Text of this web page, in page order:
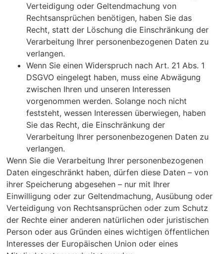
Verteidigung oder Geltendmachung von
Rechtsansprüchen benötigen, haben Sie das
Recht, statt der Löschung die Einschränkung der
Verarbeitung Ihrer personenbezogenen Daten zu
verlangen.
Wenn Sie einen Widerspruch nach Art. 21 Abs. 1
DSGVO eingelegt haben, muss eine Abwägung
zwischen Ihren und unseren Interessen
vorgenommen werden. Solange noch nicht
feststeht, wessen Interessen überwiegen, haben
Sie das Recht, die Einschränkung der
Verarbeitung Ihrer personenbezogenen Daten zu
verlangen.
Wenn Sie die Verarbeitung Ihrer personenbezogenen
Daten eingeschränkt haben, dürfen diese Daten – von
ihrer Speicherung abgesehen – nur mit Ihrer
Einwilligung oder zur Geltendmachung, Ausübung oder
Verteidigung von Rechtsansprüchen oder zum Schutz
der Rechte einer anderen natürlichen oder juristischen
Person oder aus Gründen eines wichtigen öffentlichen
Interesses der Europäischen Union oder eines